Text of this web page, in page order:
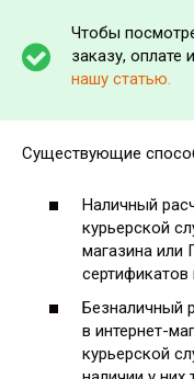
Чтобы
заказу, оплате
нашу статью.
Существующие
Наличный
курьерской
магазина или
Безналичный
в интернет-
курьерской